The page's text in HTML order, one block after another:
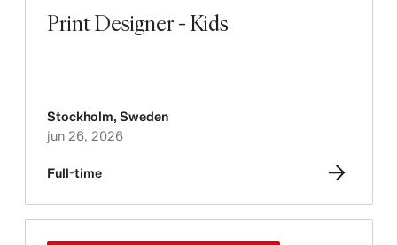
Print Designer - Kids
Stockholm, Sweden
jun 26, 2026
Full-time